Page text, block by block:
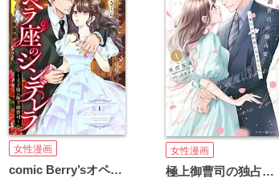
女性漫画
comic Berry’sオペラ座のシンデレラ～王子様は極上御曹司～
女性漫画
極上御曹司の独占愛～愛され契約妻になりました～